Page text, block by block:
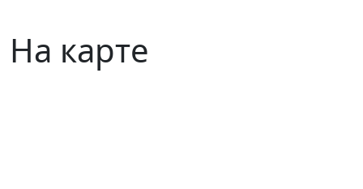
На карте